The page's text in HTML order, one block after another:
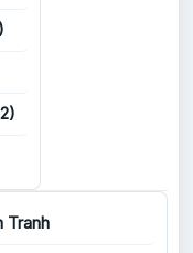
Tranh